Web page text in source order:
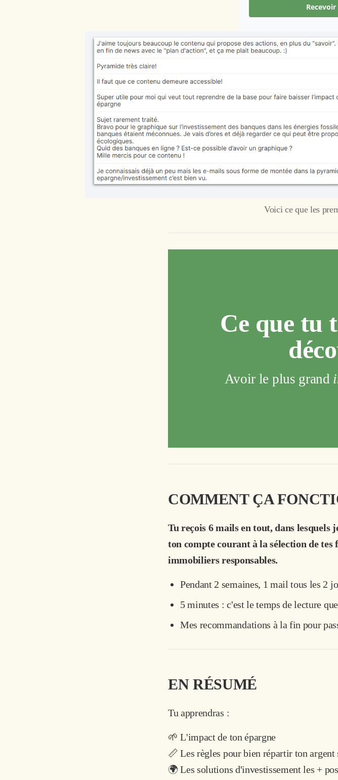
Voici ce que les
Ce que tu
Avoir le plus grand
COMMENT ÇA
Tu reçois 6 mails en tout, dans lesquels
ton compte courant à la sélection de
immobiliers responsables.
Pendant 2 semaines, 1 mail tous les 2
5 minutes : c'est le temps de lecture
Mes recommandations à la fin pour
EN RÉSUMÉ
Tu apprendras :
🌱 L'impact de ton épargne
📏 Les règles pour bien répartir ton argent
🌍 Les solutions d'investissement les +